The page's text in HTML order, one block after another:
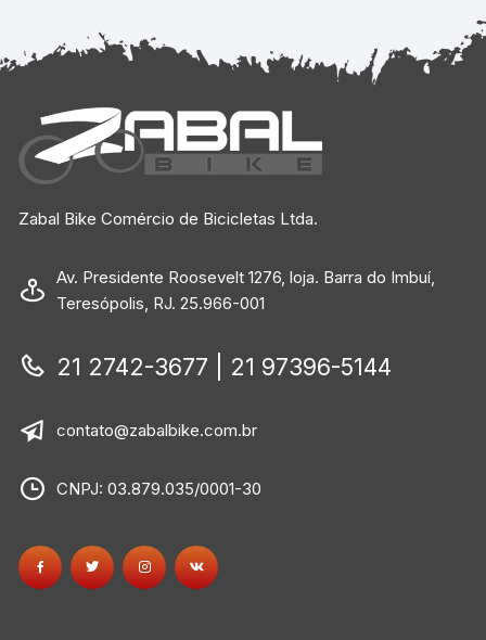
Zabal Bike Comércio de Bicicletas Ltda.
Av. Presidente Roosevelt 1276, loja. Barra do Imbuí,
Teresópolis, RJ. 25.966-001
21 2742-3677 | 21 97396-5144
contato@zabalbike.com.br
CNPJ: 03.879.035/0001-30